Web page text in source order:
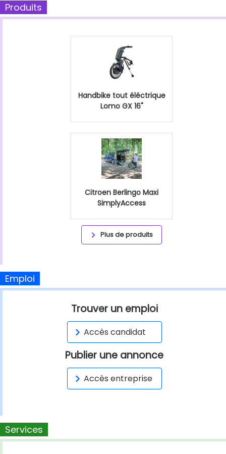
Produits
Handbike tout éléctrique
Lomo GX 16"
Citroen Berlingo Maxi
SimplyAccess
Plus de produits
Emploi
Trouver un emploi
Accès candidat
Publier une annonce
Accès entreprise
Services